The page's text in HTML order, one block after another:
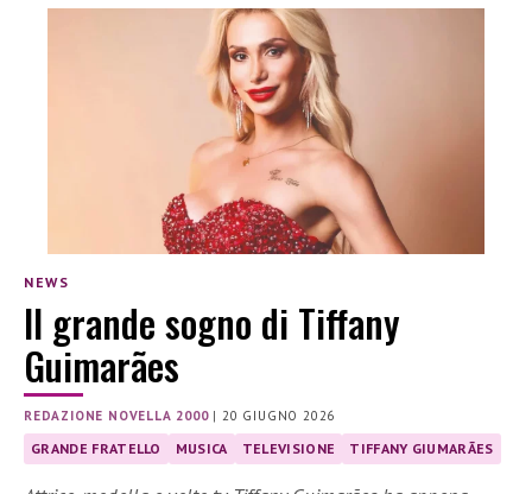
NEWS
Il grande sogno di Tiffany
Guimarães
REDAZIONE NOVELLA 2000|20 GIUGNO 2026
GRANDE FRATELLO MUSICA TELEVISIONE TIFFANY GIUMARÃES